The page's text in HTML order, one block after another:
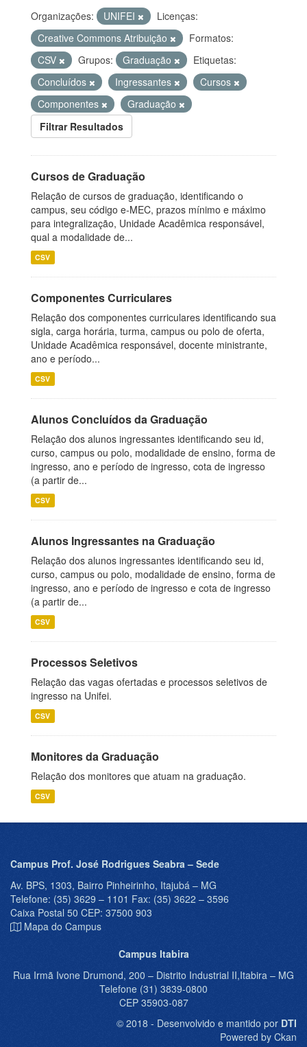
Organizações: UNIFEI
Licenças:
Creative Commons Atribuição
Formatos:
CSV
Grupos: Graduação
Etiquetas:
Concluídos
Ingressantes
Cursos
Componentes
Graduação
Filtrar Resultados
Cursos de Graduação
Relação de cursos de graduação, identificando o
campus, seu código e-MEC, prazos mínimo e máximo
para integralização, Unidade Acadêmica responsável,
qual a modalidade de...
CSV
Componentes Curriculares
Relação dos componentes curriculares identificando sua
sigla, carga horária, turma, campus ou polo de oferta,
Unidade Acadêmica responsável, docente ministrante,
ano e período...
CSV
Alunos Concluídos da Graduação
Relação dos alunos ingressantes identificando seu id,
curso, campus ou polo, modalidade de ensino, forma de
ingresso, ano e período de ingresso, cota de ingresso
(a partir de...
CSV
Alunos Ingressantes na Graduação
Relação dos alunos ingressantes identificando seu id,
curso, campus ou polo, modalidade de ensino, forma de
ingresso, ano e período de ingresso e cota de ingresso
(a partir de...
CSV
Processos Seletivos
Relação das vagas ofertadas e processos seletivos de
ingresso na Unifei.
CSV
Monitores da Graduação
Relação dos monitores que atuam na graduação.
CSV
Campus Prof. José Rodrigues Seabra – Sede
Av. BPS, 1303, Bairro Pinheirinho, Itajubá – MG
Telefone: (35) 3629 – 1101 Fax: (35) 3622 – 3596
Caixa Postal 50 CEP: 37500 903
Mapa do Campus
Campus Itabira
Rua Irmã Ivone Drumond, 200 – Distrito Industrial II,Itabira – MG
Telefone (31) 3839-0800
CEP 35903-087
© 2018 - Desenvolvido e mantido por DTI
Powered by Ckan